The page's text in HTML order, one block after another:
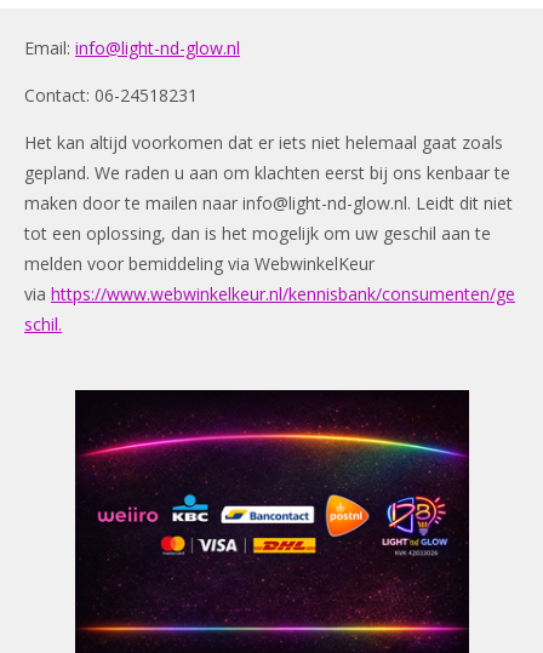
Email: info@light-nd-glow.nl
Contact: 06-24518231
Het kan altijd voorkomen dat er iets niet helemaal gaat zoals
gepland. We raden u aan om klachten eerst bij ons kenbaar te
maken door te mailen naar info@light-nd-glow.nl. Leidt dit niet
tot een oplossing, dan is het mogelijk om uw geschil aan te
melden voor bemiddeling via WebwinkelKeur
via https://www.webwinkelkeur.nl/kennisbank/consumenten/ge
schil.